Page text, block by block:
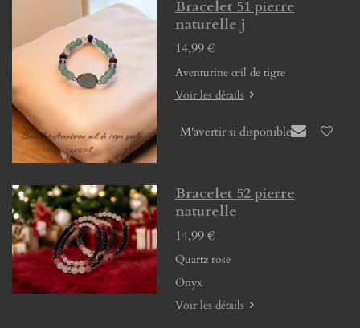
Bracelet 51 pierre
naturelle j
14,99 €
Aventurine œil de tigre
Voir les détails
M'avertir si disponible
Bracelet 52 pierre
naturelle
14,99 €
Quartz rose
Onyx
Voir les détails